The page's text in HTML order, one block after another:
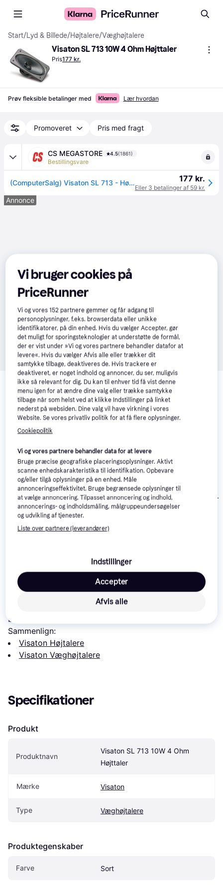
Start/Lyd & Billede/Højtalere/Væghøjtalere
Visaton SL 713 10W 4 Ohm Højttaler
Pris177 kr.
Prøv fleksible betalinger med Lær hvordan
Promoveret Pris med fragt
CS MEGASTORE 4.5(1861)
Bestillingsvare
(ComputerSalg) Visaton SL 713 - Højttalerdriver - 10 Watt 177 kr.
Eller 3 betalinger af 59 kr.
Annonce
Relaterede produkter
Se vores forslag til andre produkter, der matcher dine
interesser. Vis alle
Trender
Blaupunkt Ball
Hama Højttaler
Læs om produktet
Laveste pris for Visaton SL 713 10W 4 Ohm Højttaler
Det er den bedste pris lige nu blandt
butikker.
Sammenlign:
Visaton Højtalere
Visaton Væghøjtalere
Specifikationer
Produkt
Produktnavn
Visaton SL 713 10W 4 Ohm
Højttaler
Mærke Visaton
Type Væghøjtalere
Produktegenskaber
Farve Sort
Vi bruger cookies på
PriceRunner
Vi og vores152 partnere gemmer og får adgang til
personoplysninger, f.eks. browserdata eller unikke
identifikatorer, på din enhed. Hvis du vælger Accepter, gør
det muligt for sporingsteknologier at understøtte de formål,
der er vist under »Vi og vores partnere behandler datafor at
levere«. Hvis du vælger Afvis alle eller trækker dit
samtykke tilbage, deaktiveres de. Hvis trackere er
deaktiveret, er noget indhold og annoncer, du ser, muligvis
ikke så relevant for dig. Du kan til enhver tid få vist denne
menu igen for at ændre dine valg eller trække samtykke
tilbage når som helst ved at klikke Indstillinger på linket
nederst på websiden. Dine valg vil have virkning i vores
Website. Se vores privatliv politik for at få flere oplysninger.
Cookiepolitik
Vi og vores partnere behandler data for at levere
Bruge præcise geografiske placeringsoplysninger. Aktivt
scanne enhedskarakteristika til identifikation. Opbevare
og/eller tilgå oplysninger på en enhed. Måle
annonceringseffektivitet. Bruge begrænsede oplysninger til
at vælge annoncering. Tilpasset annoncering og indhold,
annoncerings- og indholdsmåling, målgruppeundersøgelser
og udvikling af tjenester.
Liste over partnere (leverandører)
Indstillinger
Afvis alle
Accepter